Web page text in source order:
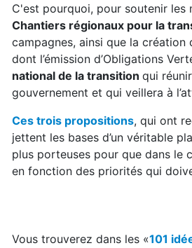
C'est pourquoi, pour soutenir
Chantiers régionaux pour la
campagnes, ainsi que la création
dont l’émission d’Obligations
national de la transition qui
gouvernement et qui veillera à
Ces trois propositions, qui ont
jettent les bases d’un véritable
plus porteuses pour que dans le
en fonction des priorités qui
Vous trouverez dans les «101